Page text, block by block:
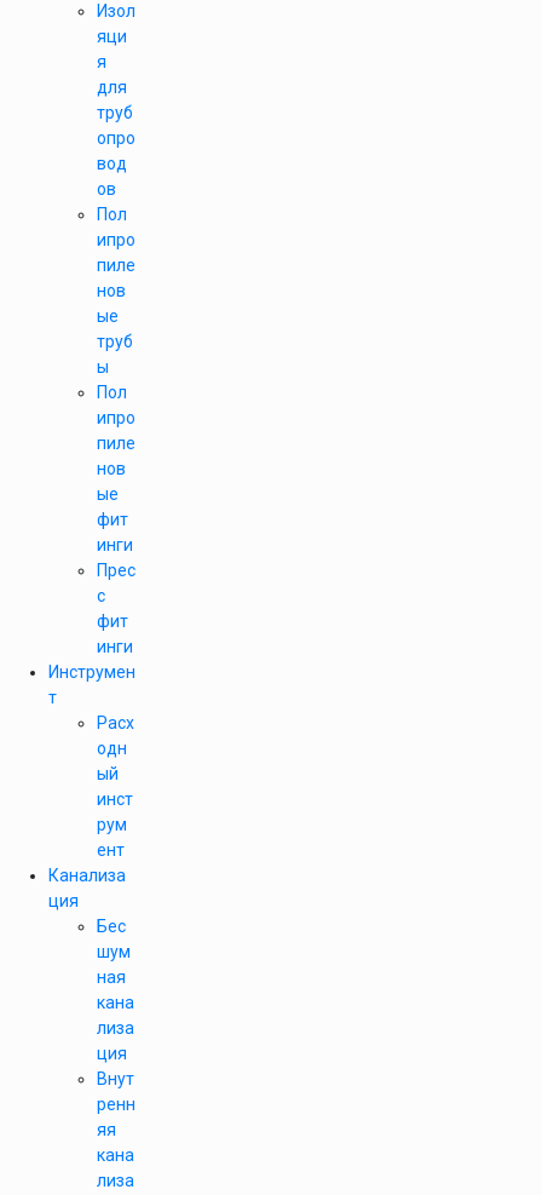
Изол
яци
я
для
труб
опро
вод
ов
Пол
ипро
пиле
нов
ые
труб
ы
Пол
ипро
пиле
нов
ые
фит
инги
Прес
с
фит
инги
Инструмен
т
Расх
одн
ый
инст
рум
ент
Канализа
ция
Бес
шум
ная
кана
лиза
ция
Внут
ренн
яя
кана
лиза